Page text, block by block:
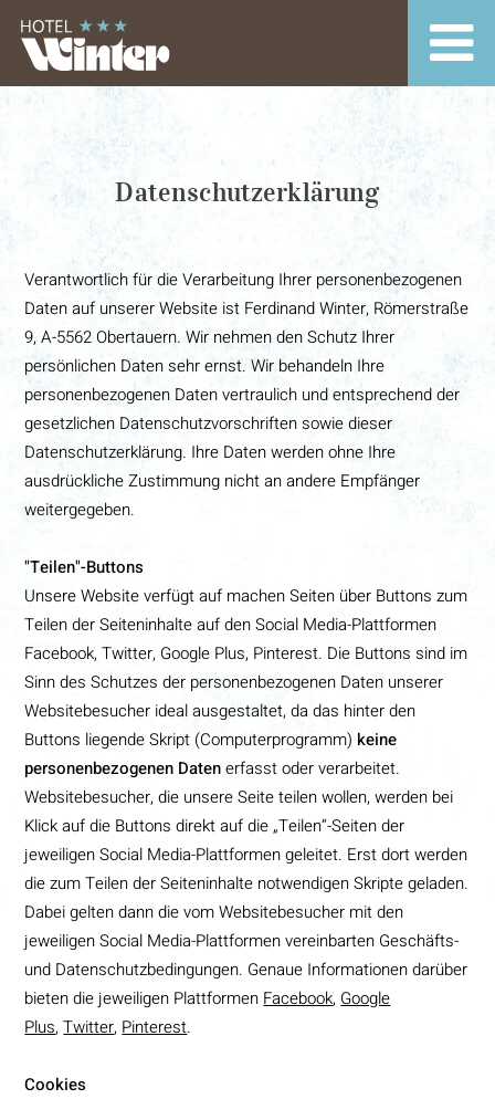
Datenschutzerklärung
Verantwortlich für die Verarbeitung Ihrer personenbezogenen
Daten auf unserer Website ist Ferdinand Winter, Römerstraße
9, A-5562 Obertauern. Wir nehmen den Schutz Ihrer
persönlichen Daten sehr ernst. Wir behandeln Ihre
personenbezogenen Daten vertraulich und entsprechend der
gesetzlichen Datenschutzvorschriften sowie dieser
Datenschutzerklärung. Ihre Daten werden ohne Ihre
ausdrückliche Zustimmung nicht an andere Empfänger
weitergegeben.
"Teilen"-Buttons
Unsere Website verfügt auf machen Seiten über Buttons zum
Teilen der Seiteninhalte auf den Social Media-Plattformen
Facebook, Twitter, Google Plus, Pinterest. Die Buttons sind im
Sinn des Schutzes der personenbezogenen Daten unserer
Websitebesucher ideal ausgestaltet, da das hinter den
Buttons liegende Skript (Computerprogramm) keine
personenbezogenen Datenerfasst oder verarbeitet.
Websitebesucher, die unsere Seite teilen wollen, werden bei
Klick auf die Buttons direkt auf die „Teilen“-Seiten der
jeweiligen Social Media-Plattformen geleitet. Erst dort werden
die zum Teilen der Seiteninhalte notwendigen Skripte geladen.
Dabei gelten dann die vom Websitebesucher mit den
jeweiligen Social Media-Plattformen vereinbarten Geschäfts-
und Datenschutzbedingungen. Genaue Informationen darüber
bieten die jeweiligen Plattformen Facebook, Google
Plus,Twitter, Pinterest.
Cookies